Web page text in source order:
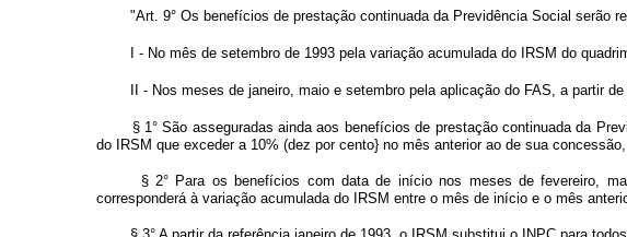
"Art. 9° Os benefícios de prestação continuada da Previdência Social serão
I - No mês de setembro de 1993 pela variação acumulada do IRSM do
II - Nos meses de janeiro, maio e setembro pela aplicação do FAS, a partir
§ 1° São asseguradas ainda aos benefícios de prestação continuada da
do IRSM que exceder a 10% (dez por cento} no mês anterior ao de sua
§ 2° Para os benefícios com data de início nos meses de fevereiro,
corresponderá à variação acumulada do IRSM entre o mês de início e o mês